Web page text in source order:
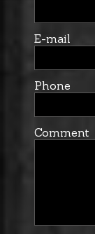
E-mail
Phone
Comment